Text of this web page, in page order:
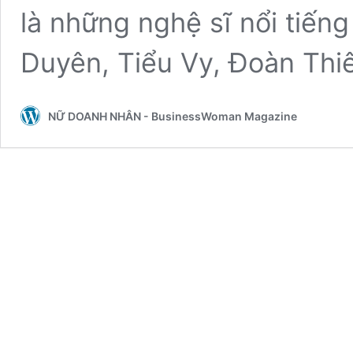
là những nghệ sĩ nổi
Duyên, Tiểu Vy, Đoàn
NỮ DOANH NHÂN - BusinessWoman Magazine